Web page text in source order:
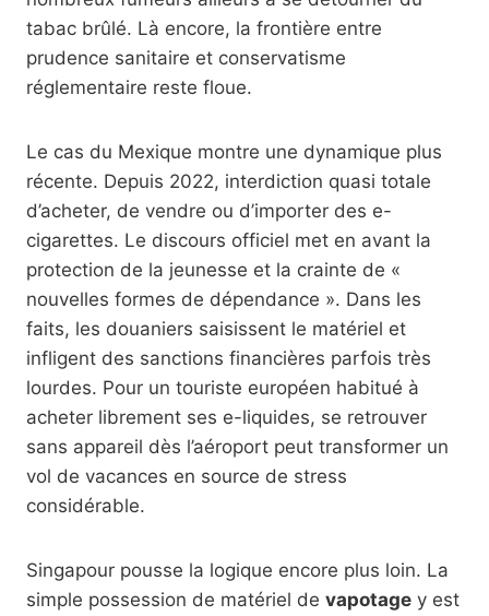
tabac brûlé. Là encore, la frontière entre
prudence sanitaire et conservatisme
réglementaire reste floue.
Le cas du Mexique montre une dynamique plus
récente. Depuis 2022, interdiction quasi totale
d’acheter, de vendre ou d’importer des e-
cigarettes. Le discours officiel met en avant la
protection de la jeunesse et la crainte de «
nouvelles formes de dépendance ». Dans les
faits, les douaniers saisissent le matériel et
infligent des sanctions financières parfois très
lourdes. Pour un touriste européen habitué à
acheter librement ses e-liquides, se retrouver
sans appareil dès l’aéroport peut transformer un
vol de vacances en source de stress
considérable.
Singapour pousse la logique encore plus loin. La
simple possession de matériel de vapotage y est